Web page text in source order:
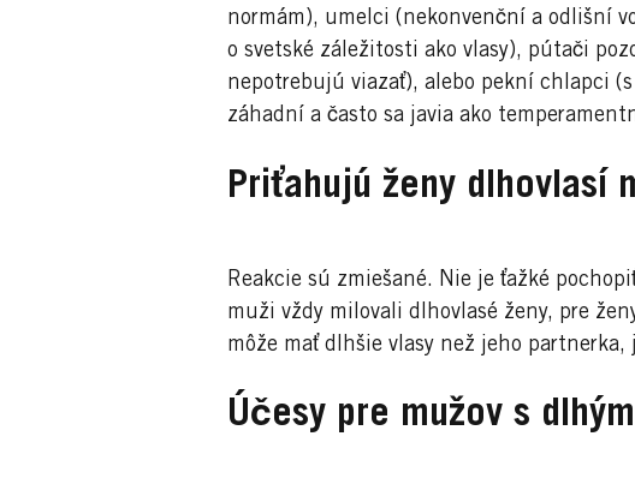
normám), umelci (nekonvenční a odlišní
o svetské záležitosti ako vlasy), pútači
nepotrebujú viazať), alebo pekní chlapci
záhadní a často sa javia ako
Priťahujú ženy dlhovlasí
Reakcie sú zmiešané. Nie je ťažké
muži vždy milovali dlhovlasé ženy, pre
môže mať dlhšie vlasy než jeho
Účesy pre mužov s